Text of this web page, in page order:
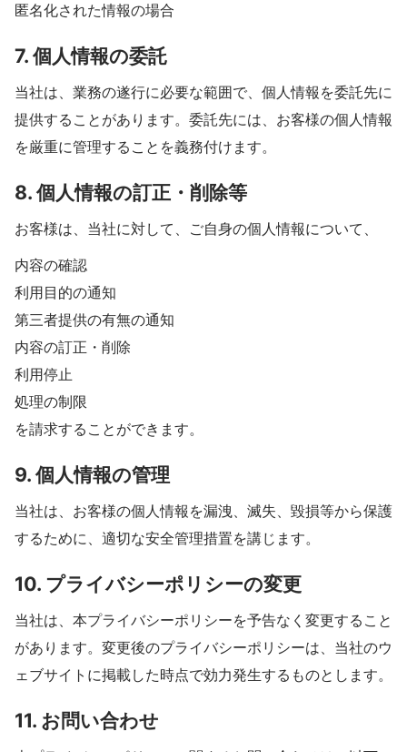
匿名化された情報の場合
7. 個人情報の委託
当社は、業務の遂行に必要な範囲で、個人情報を委託先に
提供することがあります。委託先には、お客様の個人情報
を厳重に管理することを義務付けます。
8. 個人情報の訂正・削除等
お客様は、当社に対して、ご自身の個人情報について、
内容の確認
利用目的の通知
第三者提供の有無の通知
内容の訂正・削除
利用停止
処理の制限
を請求することができます。
9. 個人情報の管理
当社は、お客様の個人情報を漏洩、滅失、毀損等から保護
するために、適切な安全管理措置を講じます。
10. プライバシーポリシーの変更
当社は、本プライバシーポリシーを予告なく変更すること
があります。変更後のプライバシーポリシーは、当社のウ
ェブサイトに掲載した時点で効力発生するものとします。
11. お問い合わせ